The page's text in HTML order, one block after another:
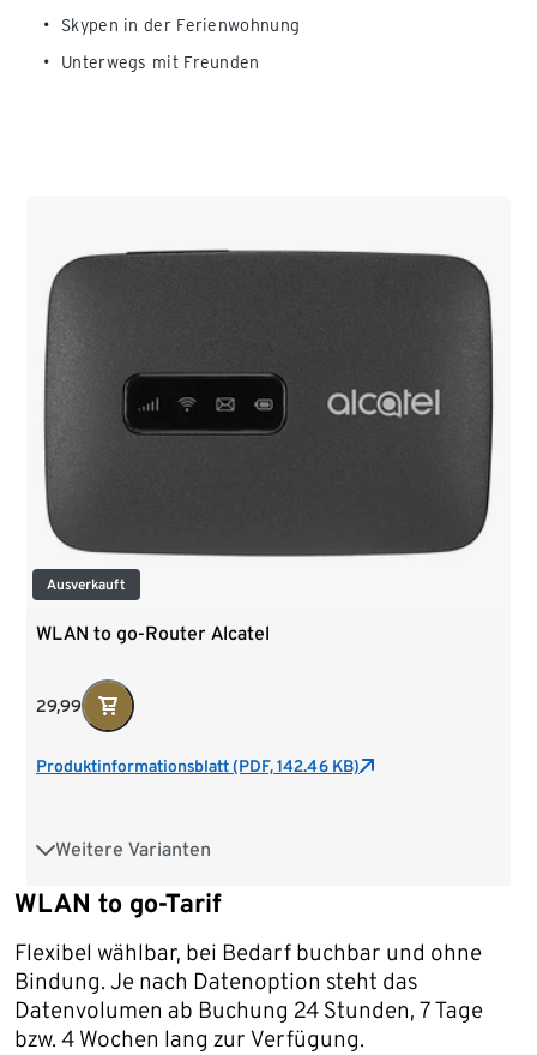
Ausverkauft
WLAN to go-Router Alcatel
29,99
Produktinformationsblatt (PDF, 142.46 KB)
Weitere Varianten
WLAN to go-Tarif
Skypen in der Ferienwohnung
Unterwegs mit Freunden
WLAN to go-Tarif
Flexibel wählbar, bei Bedarf buchbar und ohne
Bindung. Je nach Datenoption steht das
Datenvolumen ab Buchung 24 Stunden, 7 Tage
bzw. 4 Wochen lang zur Verfügung.